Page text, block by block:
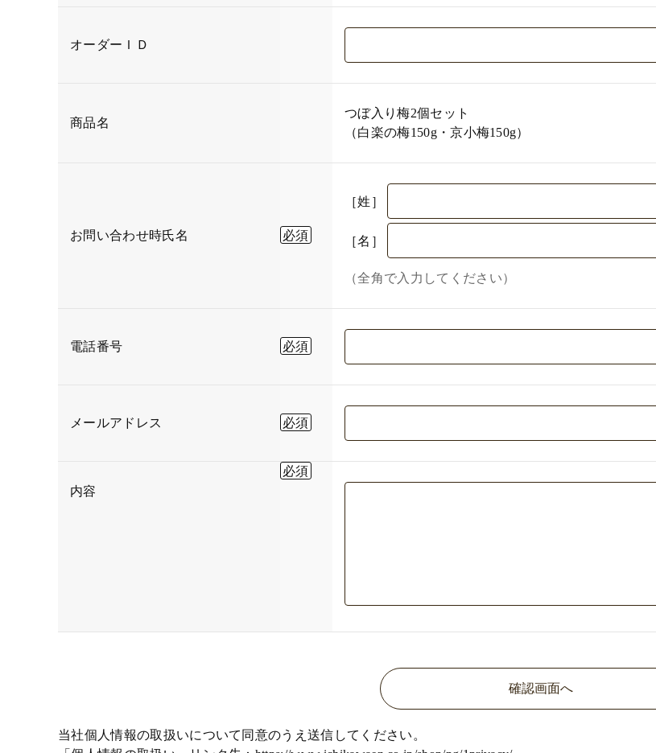
オーダーＩＤ
商品名
つぼ入り梅2個セット
（白楽の梅150g・京小梅150g）
お問い合わせ時氏名
［姓］
［名］
（全角で入力してください）
電話番号
メールアドレス
内容
当社個人情報の取扱いについて同意のうえ送信してください。